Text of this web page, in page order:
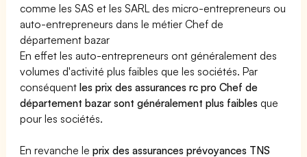
comme les SAS et les SARL des micro-entrepreneurs ou
auto-entrepreneurs dans le métier Chef de
département bazar
En effet les auto-entrepreneurs ont généralement des
volumes d'activité plus faibles que les sociétés. Par
conséquentles prix des assurances rc pro Chef de
département bazar sont généralement plus faibles que
pour les sociétés.
En revanche leprix des assurances prévoyances TNS